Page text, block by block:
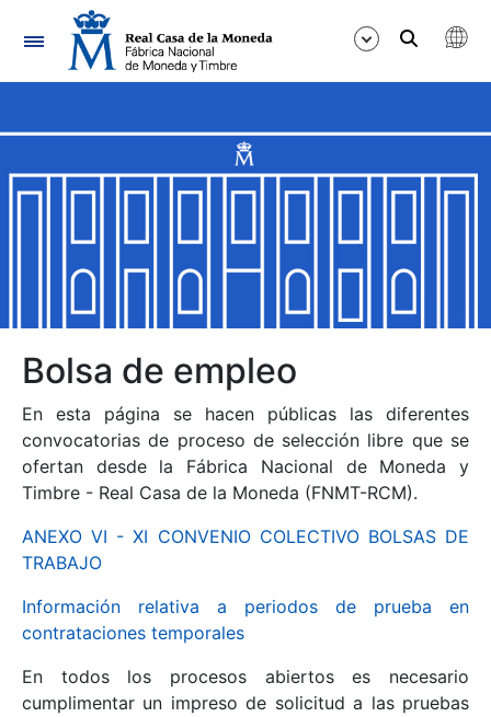
Navegación
Mostrar/Ocultar
Mostrar/Ocultar
Mostrar/Ocultar
Mostrar/Ocultar
Mostrar/Ocultar
Bolsa de empleo
En esta página se hacen públicas las diferentes
convocatorias de proceso de selección libre que se
ofertan desde la Fábrica Nacional de Moneda y
Timbre - Real Casa de la Moneda (FNMT-RCM).
ANEXO VI - XI CONVENIO COLECTIVO BOLSAS DE
TRABAJO
Información relativa a periodos de prueba en
contrataciones temporales
En todos los procesos abiertos es necesario
cumplimentar un impreso de solicitud a las pruebas